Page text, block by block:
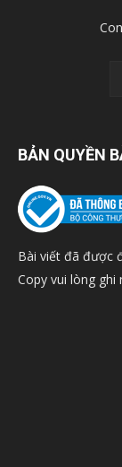
BẢN QUYỀN
Bài viết đã được
Copy vui lòng ghi